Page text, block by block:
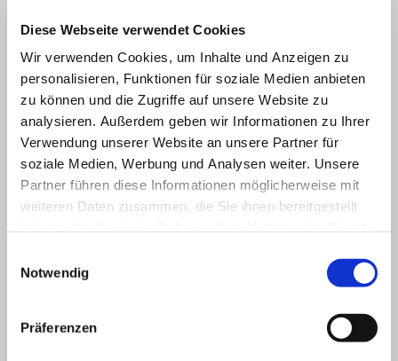
Diese Webseite verwendet Cookies
Wir verwenden Cookies, um Inhalte und Anzeigen zu
personalisieren, Funktionen für soziale Medien anbieten
zu können und die Zugriffe auf unsere Website zu
analysieren. Außerdem geben wir Informationen zu Ihrer
Verwendung unserer Website an unsere Partner für
soziale Medien, Werbung und Analysen weiter. Unsere
Partner führen diese Informationen möglicherweise mit
weiteren Daten zusammen, die Sie ihnen bereitgestellt
Notwendig
Präferenzen
Kontakt aufnehmen
Name:*
Adresse:
E-Mail-Adresse:*